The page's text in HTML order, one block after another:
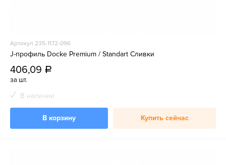
Артикул 235-1172-096
J-профиль Docke Premium / Standart Сливки
406,09 a
за шт.
В наличии
В корзину Купить сейчас